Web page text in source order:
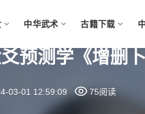
中华武术 古籍下载
预测学《增删
03-01 12:59:09 75阅读